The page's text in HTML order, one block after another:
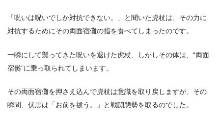
「呪いは呪いでしか対抗できない。」と聞いた虎杖は、その力に
対抗するためにその両面宿儺の指を食べてしまったのです。
一瞬にして襲ってきた呪いを退けた虎杖、しかしその体は、“両面
宿儺”に乗っ取られてしまいます。
その両面宿儺を押さえ込んで虎杖は意識を取り戻しますが、その
瞬間、伏黒は「お前を祓う。」と戦闘態勢を取るのでした。